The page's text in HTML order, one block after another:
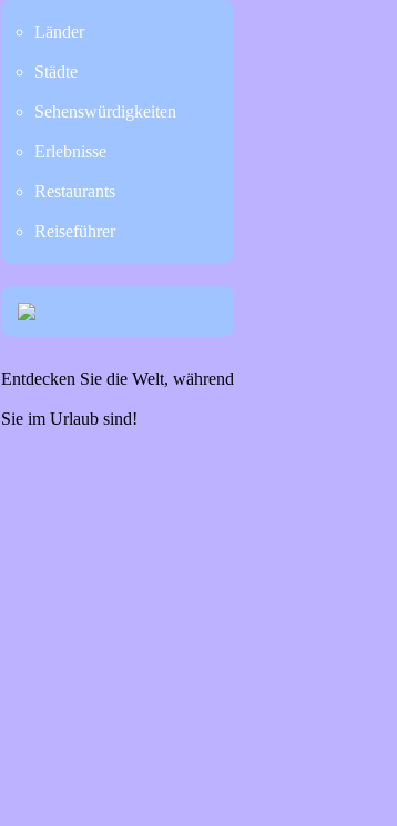
Länder
Städte
Sehenswürdigkeiten
Erlebnisse
Restaurants
Reiseführer
Entdecken Sie die Welt, während
Sie im Urlaub sind!